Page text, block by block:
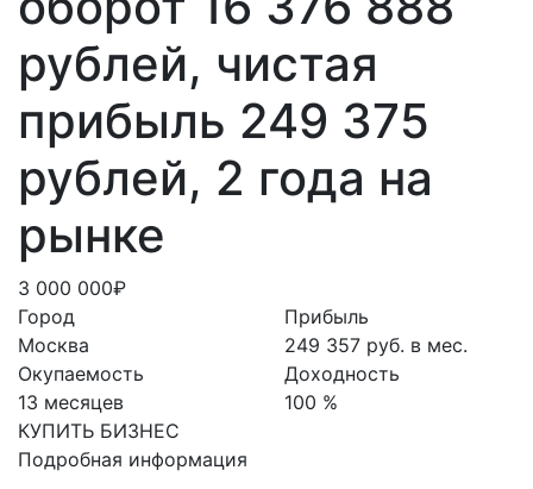
рублей, чистая
прибыль 249 375
рублей, 2 года на
рынке
3 000 000₽
Город
Москва
Окупаемость
13 месяцев
КУПИТЬ БИЗНЕС
Прибыль
249 357 руб. в мес.
Доходность
100 %
Подробная информация